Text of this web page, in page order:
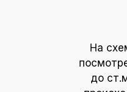
На
до